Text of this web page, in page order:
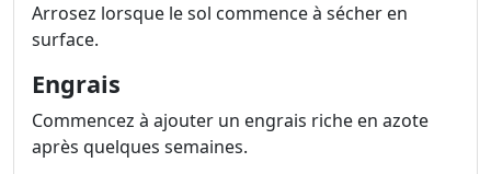
Arrosez lorsque le sol commence à sécher en
surface.
Engrais
Commencez à ajouter un engrais riche en azote
après quelques semaines.